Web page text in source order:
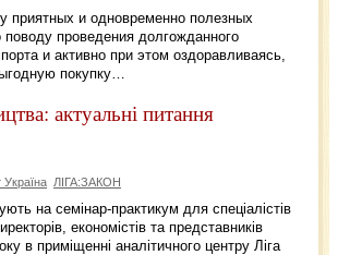
приятных и одновременно полезных
проведения долгожданного
и активно при этом оздоравливаясь,
покупку…
актуальні питання
ЛІГА:ЗАКОН
на семінар-практикум для спеціалістів
економістів та представників
в приміщенні аналітичного центру Ліга